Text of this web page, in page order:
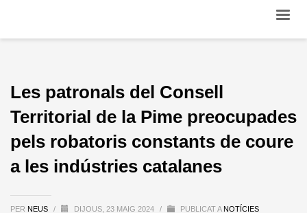
Les patronals del Consell
Territorial de la Pime preocupades
pels robatoris constants de coure
a les indústries catalanes
PER NEUS / DIJOUS, 23 MAIG 2024 / PUBLICAT A NOTÍCIES